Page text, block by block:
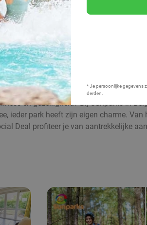
* Je persoonlijke gegevens
derden.
en gezelligheid? Bij Sunparks in
ieder park heeft zijn eigen charme.
Deal profiteer je van aantrekkelijke